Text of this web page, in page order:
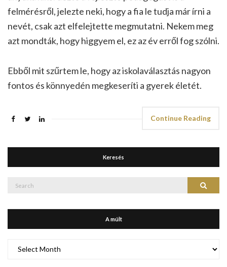
felmérésről, jelezte neki, hogy a fia le tudja már írni a
nevét, csak azt elfelejtette megmutatni. Nekem meg
azt mondták, hogy higgyem el, ez az év erről fog szólni.
Ebből mit szűrtem le, hogy az iskolaválasztás nagyon
fontos és könnyedén megkeseríti a gyerek életét.
Continue Reading
Keresés
Search
A múlt
múlt